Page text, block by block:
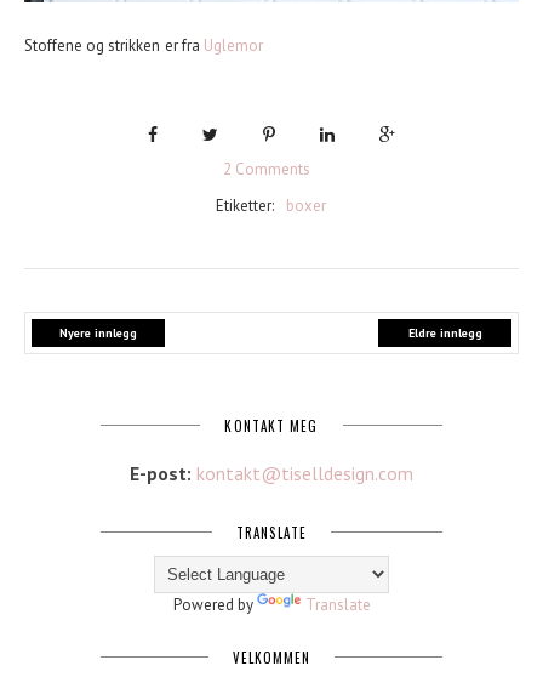
Stoffene og strikken er fra Uglemor
2 Comments
Etiketter:
boxer
Nyere innlegg Eldre innlegg
KONTAKT MEG
E-post: kontakt@tiselldesign.com
TRANSLATE
Powered by Translate
VELKOMMEN